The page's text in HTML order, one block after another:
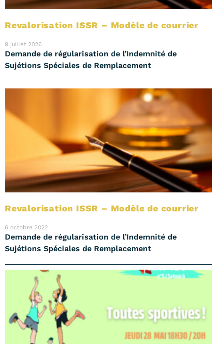
Revalorisation ISSR – Modèle de courrier
9 juillet 2026
Demande de régularisation de l’Indemnité de
Sujétions Spéciales de Remplacement
Revalorisation ISSR – Modèle de courrier
6 octobre 2022
Demande de régularisation de l’Indemnité de
Sujétions Spéciales de Remplacement